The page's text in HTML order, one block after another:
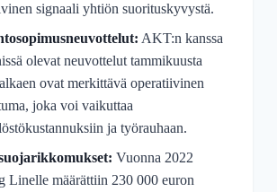
signaali yhtiön suorituskyvystä.
AKT:n kanssa
olevat neuvottelut tammikuusta
ovat merkittävä operatiivinen
joka voi vaikuttaa
ja työrauhaan.
Vuonna 2022
Linelle määrättiin 230 000 euron